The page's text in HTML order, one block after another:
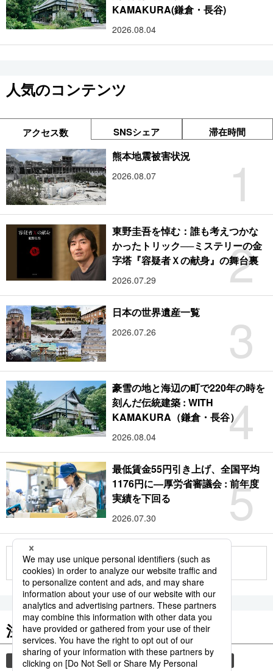
KAMAKURA(鎌倉・長谷)
2026.08.04
人気のコンテンツ
アクセス数 SNSシェア 滞在時間
1
熊本地震被害状況
2026.08.07
2
東野圭吾を悼む：誰も考えつかな
かったトリック──ミステリーの金
字塔『容疑者Ｘの献身』の舞台裏
2026.07.29
3
日本の世界遺産一覧
2026.07.26
4
豪雪の地と海辺の町で220年の時を
刻んだ伝統建築 : WITH
KAMAKURA（鎌倉・長谷）
2026.08.04
5
最低賃金55円引き上げ、全国平均
1176円に―厚労省審議会 : 前年度
実績を下回る
2026.07.30
もっと見る
注目のキーワード
共同通信ニュース 気象・災害 災害